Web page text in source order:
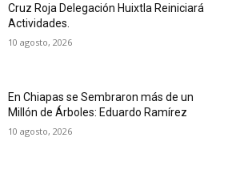
Cruz Roja Delegación Huixtla Reiniciará
Actividades.
10 agosto, 2026
En Chiapas se Sembraron más de un
Millón de Árboles: Eduardo Ramírez
10 agosto, 2026